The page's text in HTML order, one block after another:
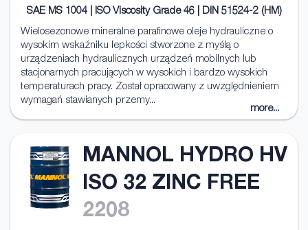
SAE MS 1004 | ISO Viscosity Grade 46 | DIN 51524-2 (HM)
Wielosezonowe mineralne parafinowe oleje hydrauliczne o
wysokim wskaźniku lepkości stworzone z myślą o
urządzeniach hydraulicznych urządzeń mobilnych lub
stacjonarnych pracujących w wysokich i bardzo wysokich
temperaturach pracy. Został opracowany z uwzględnieniem
wymagań stawianych przemy...
more...
MANNOL HYDRO HV
ISO 32 ZINC FREE
2208